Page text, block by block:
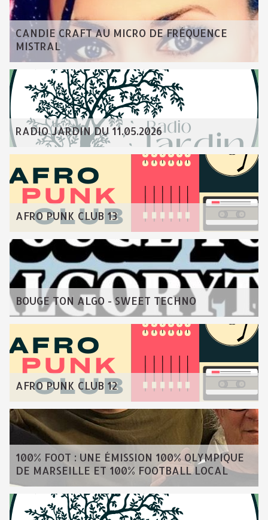
CANDIE CRAFT AU MICRO DE FRÉQUENCE
MISTRAL
RADIO JARDIN DU 11.05.2026
AFRO PUNK CLUB 13
BOUGE TON ALGO - SWEET TECHNO
AFRO PUNK CLUB 12
100% FOOT : UNE ÉMISSION 100% OLYMPIQUE
DE MARSEILLE ET 100% FOOTBALL LOCAL